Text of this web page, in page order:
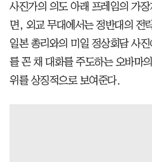
사진가의 의도 아래 프레임의 가
면, 외교 무대에서는 정반대의 전
일본 총리와의 미일 정상회담 사
를 꼰 채 대화를 주도하는 오바마
위를 상징적으로 보여준다.